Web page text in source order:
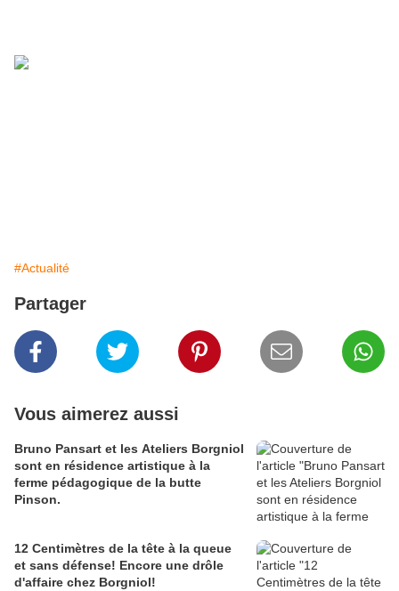
#Actualité
Partager
Vous aimerez aussi
Bruno Pansart et les Ateliers Borgniol
sont en résidence artistique à la
ferme pédagogique de la butte
Pinson.
12 Centimètres de la tête à la queue
et sans défense! Encore une drôle
d'affaire chez Borgniol!